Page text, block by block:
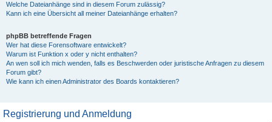
Welche Dateianhänge sind in diesem Forum zulässig?
Kann ich eine Übersicht all meiner Dateianhänge erhalten?
phpBB betreffende Fragen
Wer hat diese Forensoftware entwickelt?
Warum ist Funktion x oder y nicht enthalten?
An wen soll ich mich wenden, falls es Beschwerden oder juristische Anfragen zu diesem
Forum gibt?
Wie kann ich einen Administrator des Boards kontaktieren?
Registrierung und Anmeldung